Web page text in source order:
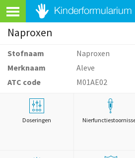
Naproxen
Stofnaam
Naproxen
Merknaam
Aleve
ATC code
M01AE02
Doseringen